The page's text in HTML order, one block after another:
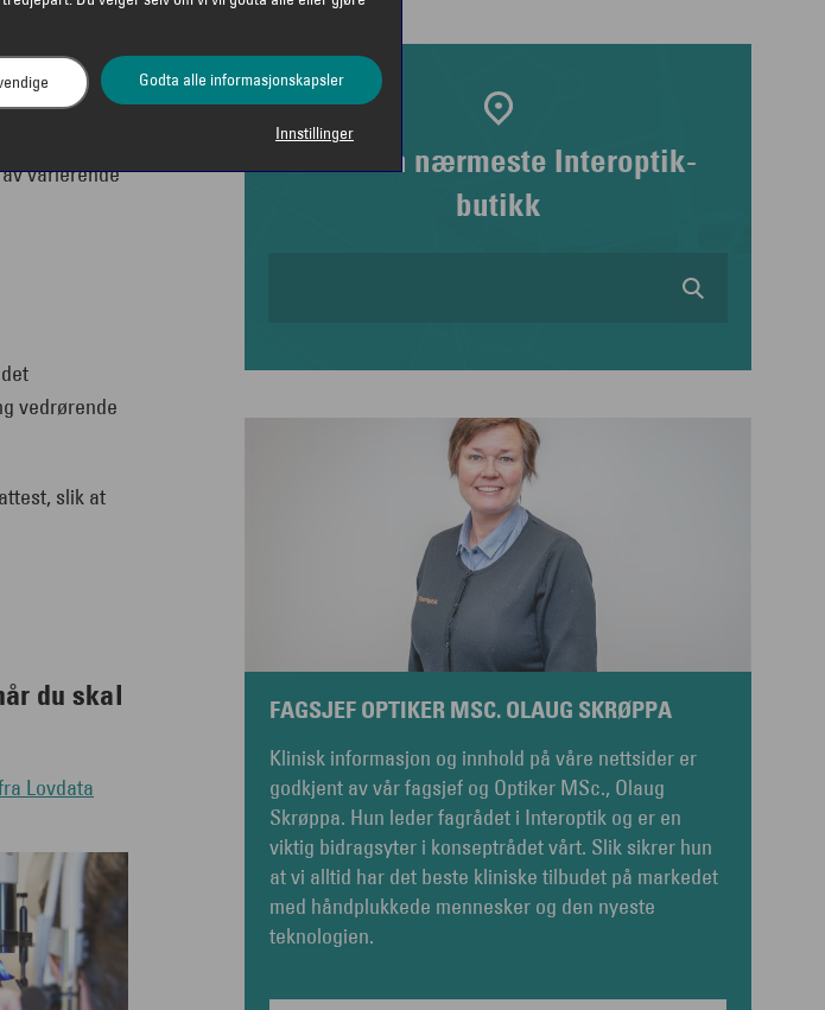
kan
for at du
varierende
vedrørende
slik at
du skal
Lovdata
Finn din nærmeste Interoptik-
butikk
FAGSJEF OPTIKER MSC. OLAUG SKRØPPA
Klinisk informasjon og innhold på våre nettsider er
godkjent av vår fagsjef og Optiker MSc., Olaug
Skrøppa. Hun leder fagrådet i Interoptik og er en
viktig bidragsyter i konseptrådet vårt. Slik sikrer hun
at vi alltid har det beste kliniske tilbudet på markedet
med håndplukkede mennesker og den nyeste
teknologien.
Godta alle informasjonskapsler
Innstillinger